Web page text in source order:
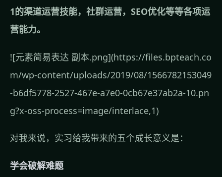
1的渠道运营技能，社群运营，SEO优化等等各项运
营能力。
![元素简易表达 副本.png](https://files.bpteach.co
m/wp-content/uploads/2019/08/1566782153049
-b6df5778-2527-467e-a7e0-0cb67e37ab2a-10.pn
g?x-oss-process=image/interlace,1)
对我来说，实习给我带来的五个成长意义是：
学会破解难题